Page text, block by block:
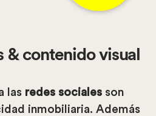
& contenido visual
las redes sociales son
inmobiliaria. Además